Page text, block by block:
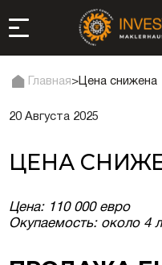
и
регистрация или
Главная>Цена снижена
20 Августа 2025
ЦЕНА
Цена: 110 000 евро
Окупаемость: около 4